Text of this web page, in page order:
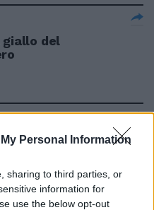
Personal Information
sharing to third parties, or
information for
use the below opt-out
giallo del
si tira